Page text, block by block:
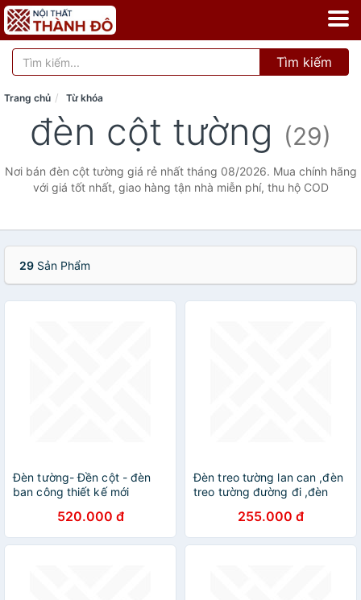
Tìm kiếm
Trang chủ Từ khóa
đèn cột tường (29)
Nơi bán đèn cột tường giá rẻ nhất tháng 08/2026. Mua chính hãng
với giá tốt nhất, giao hàng tận nhà miễn phí, thu hộ COD
29 Sản Phẩm
Đèn tường- Đền cột - đèn
ban công thiết kế mới
520.000 đ
Đèn treo tường lan can ,đèn
treo tường đường đi ,đèn
255.000 đ